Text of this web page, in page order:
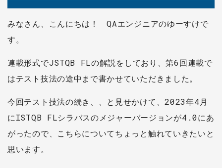
みなさん、こんにちは！ QAエンジニアのゆーすけで
す。
連載形式でJSTQB FLの解説をしており、第6回連載で
はテスト技法の途中まで書かせていただきました。
今回テスト技法の続き、、と見せかけて、2023年4月
にISTQB FLシラバスのメジャーバージョンが4.0にあ
がったので、こちらについてちょっと触れていきたいと
思います。